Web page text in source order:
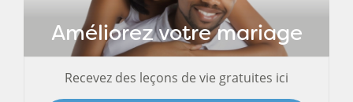
Améliorez votre mariage
Recevez des leçons de vie gratuites ici